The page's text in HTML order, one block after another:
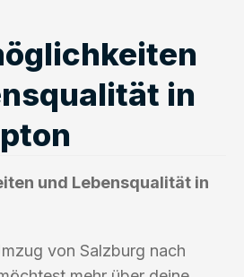
in
und Lebensqualität in
von Salzburg nach